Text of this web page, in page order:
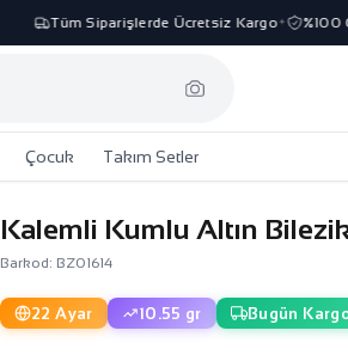
Tüm Siparişlerde Ücretsiz Kargo✦ %100
Çocuk Takım Setler
Kalemli Kumlu Altın
Barkod: BZ01614
22 Ayar 10.55 gr Bugün